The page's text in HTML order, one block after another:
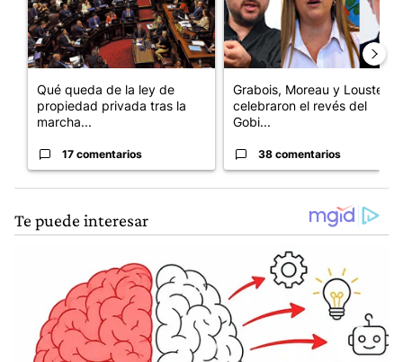
Qué queda de la ley de
propiedad privada tras la
marcha...
17 comentarios
Grabois, Moreau y Lousteau
celebraron el revés del
Gobi...
38 comentarios